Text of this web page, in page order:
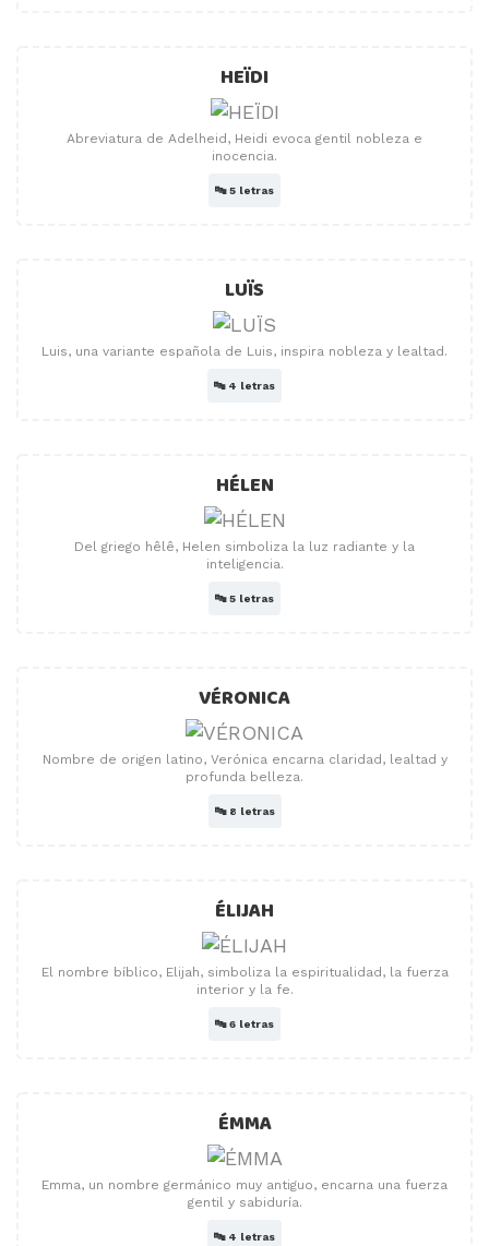
HEÏDI
Abreviatura de Adelheid, Heidi evoca gentil nobleza e
inocencia.
🔤5 letras
LUÏS
Luis, una variante española de Luis, inspira nobleza y lealtad.
🔤 4 letras
HÉLEN
Del griego hêlê, Helen simboliza la luz radiante y la
inteligencia.
🔤5 letras
VÉRONICA
Nombre de origen latino, Verónica encarna claridad, lealtad y
profunda belleza.
🔤 8 letras
ÉLIJAH
El nombre bíblico, Elijah, simboliza la espiritualidad, la fuerza
interior y la fe.
🔤6 letras
ÉMMA
Emma, ​​un nombre germánico muy antiguo, encarna una fuerza
gentil y sabiduría.
🔤 4 letras